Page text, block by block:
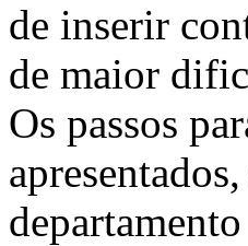
de inserir
de maior
Os passos